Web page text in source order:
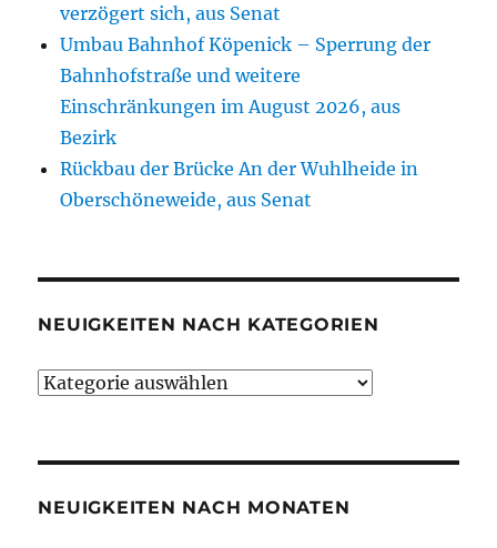
verzögert sich, aus Senat
Umbau Bahnhof Köpenick – Sperrung der
Bahnhofstraße und weitere
Einschränkungen im August 2026, aus
Bezirk
Rückbau der Brücke An der Wuhlheide in
Oberschöneweide, aus Senat
NEUIGKEITEN NACH KATEGORIEN
Neuigkeiten
NEUIGKEITEN NACH MONATEN